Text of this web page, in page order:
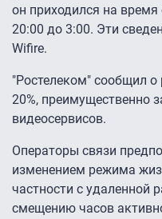
он приходился на время
20:00 до 3:00. Эти
Wifire.
"Ростелеком" сообщил о
20%, преимущественно
видеосервисов.
Операторы связи
изменением режима
частности с удаленной
смещению часов